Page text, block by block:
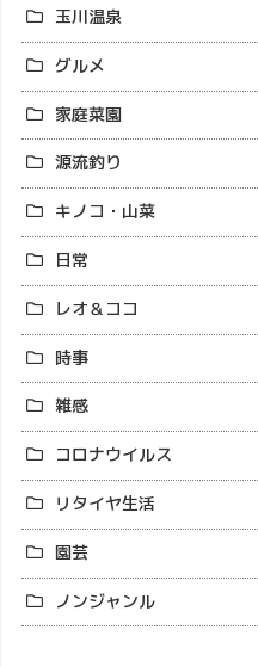
玉川温泉
グルメ
家庭菜園
源流釣り
キノコ・山菜
日常
レオ＆ココ
時事
雑感
コロナウイルス
リタイヤ生活
園芸
ノンジャンル